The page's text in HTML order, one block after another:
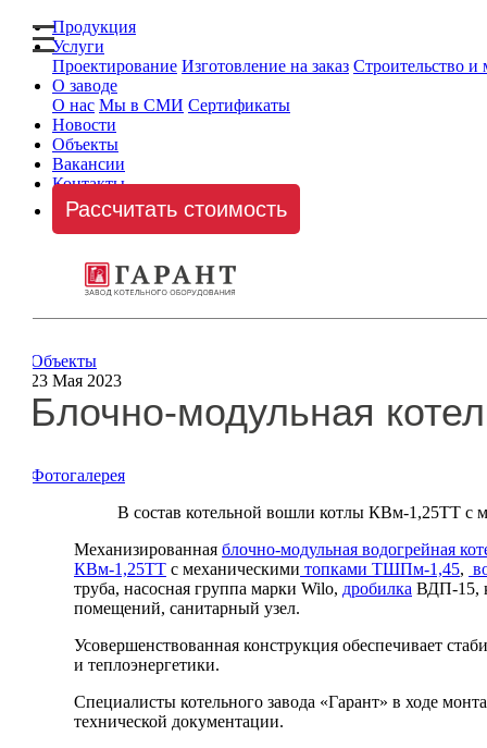
Продукция
Услуги
Проектирование Изготовление на заказ Строительство и
О заводе
О нас Мы в СМИ Сертификаты
Новости
Объекты
Вакансии
Контакты
Рассчитать стоимость
Объекты
23 Мая 2023
Блочно-модульная
Фотогалерея
В состав котельной вошли котлы КВм-1,25ТТ
Механизированная блочно-модульная водогрейная
КВм-1,25ТТ с механическими топками ТШПм-1,45,
труба, насосная группа марки Wilo, дробилка ВДП-15,
помещений, санитарный узел.
Усовершенствованная конструкция обеспечивает
и теплоэнергетики.
Специалисты котельного завода «Гарант» в ходе
технической документации.